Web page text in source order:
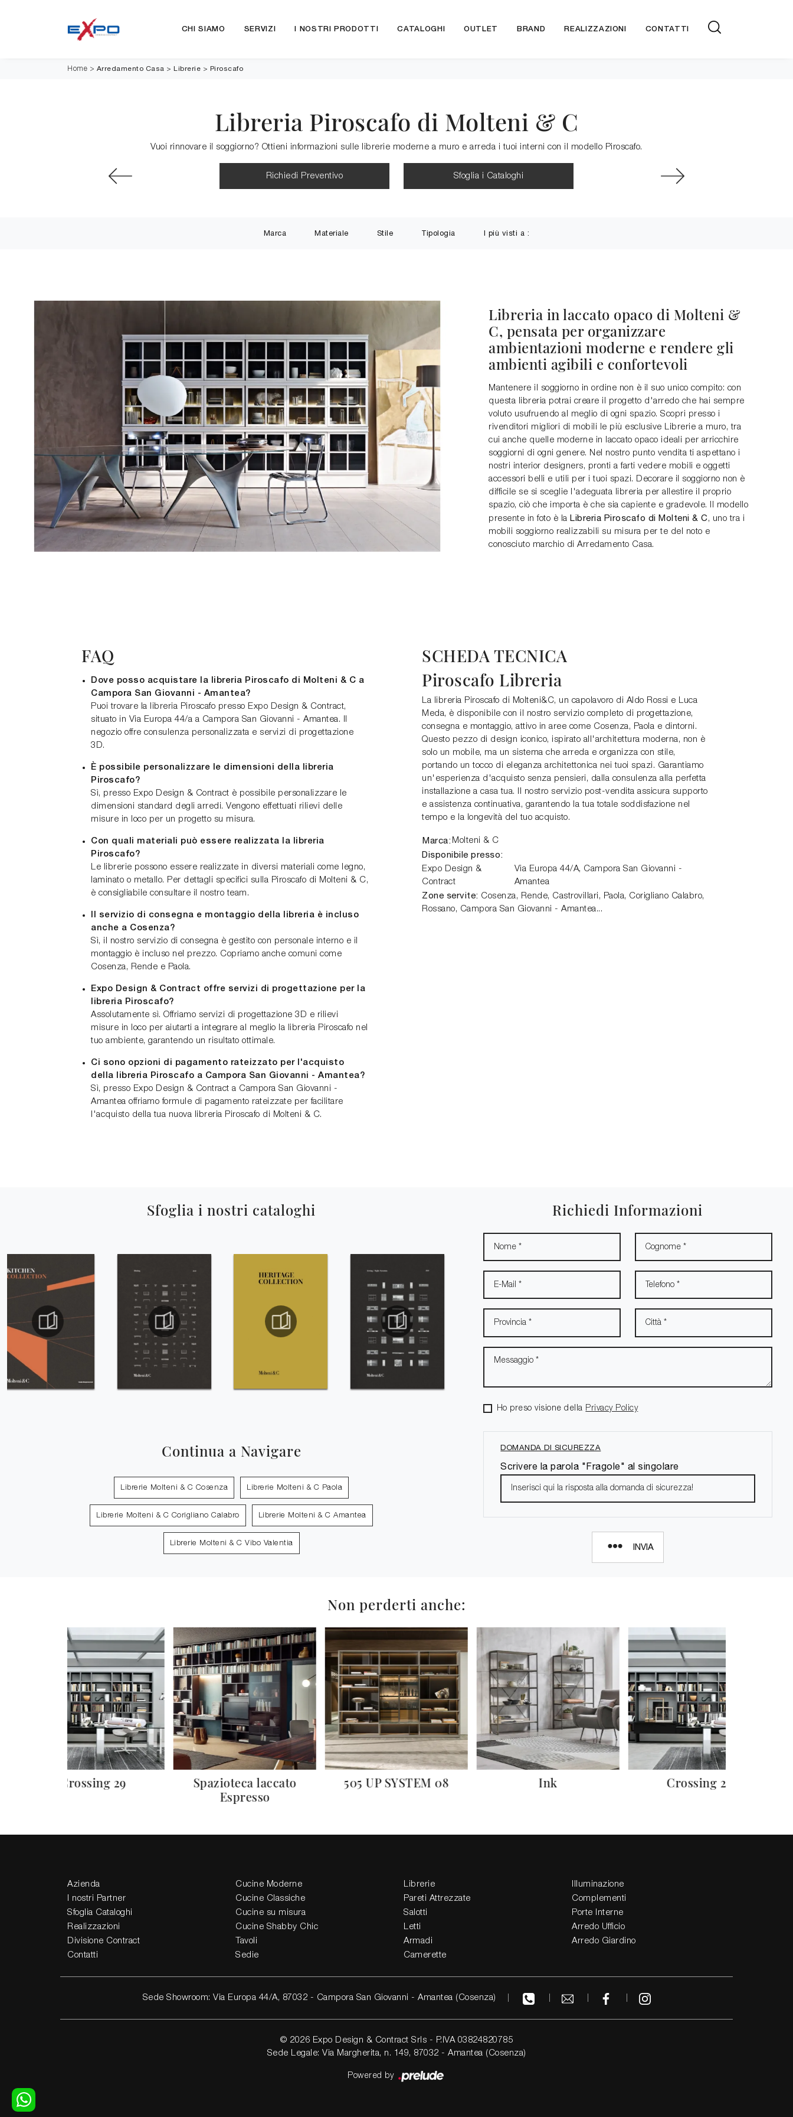
CHI SIAMO SERVIZI I NOSTRI PRODOTTI CATALOGHI OUTLET BRAND REALIZZAZIONI CONTATTI
Home > Arredamento Casa > Librerie > Piroscafo
Libreria Piroscafo di Molteni & C
Vuoi rinnovare il soggiorno? Ottieni informazioni sulle librerie moderne a muro e arreda i tuoi interni con il modello Piroscafo.
Richiedi Preventivo Sfoglia i Cataloghi
Marca Materiale Stile Tipologia I più visti a :
Libreria in laccato opaco di Molteni &
C, pensata per organizzare
ambientazioni moderne e rendere gli
ambienti agibili e confortevoli
Mantenere il soggiorno in ordine non è il suo unico compito: con
questa libreria potrai creare il progetto d'arredo che hai sempre
voluto usufruendo al meglio di ogni spazio. Scopri presso i
rivenditori migliori di mobili le più esclusive Librerie a muro, tra
cui anche quelle moderne in laccato opaco ideali per arricchire
soggiorni di ogni genere. Nel nostro punto vendita ti aspettano i
nostri interior designers, pronti a farti vedere mobili e oggetti
accessori belli e utili per i tuoi spazi. Decorare il soggiorno non è
difficile se si sceglie l'adeguata libreria per allestire il proprio
spazio, ciò che importa è che sia capiente e gradevole. Il modello
presente in foto è la Libreria Piroscafo di Molteni & C , uno tra i
mobili soggiorno realizzabili su misura per te del noto e
conosciuto marchio di Arredamento Casa.
FAQ
Dove posso acquistare la libreria Piroscafo di Molteni & C a
Campora San Giovanni - Amantea?
Puoi trovare la libreria Piroscafo presso Expo Design & Contract,
situato in Via Europa 44/a a Campora San Giovanni - Amantea. Il
negozio offre consulenza personalizzata e servizi di progettazione
3D.
È possibile personalizzare le dimensioni della libreria
Piroscafo?
Sì, presso Expo Design & Contract è possibile personalizzare le
dimensioni standard degli arredi. Vengono effettuati rilievi delle
misure in loco per un progetto su misura.
Con quali materiali può essere realizzata la libreria
Piroscafo?
Le librerie possono essere realizzate in diversi materiali come legno,
laminato o metallo. Per dettagli specifici sulla Piroscafo di Molteni & C,
è consigliabile consultare il nostro team.
Il servizio di consegna e montaggio della libreria è incluso
anche a Cosenza?
Sì, il nostro servizio di consegna è gestito con personale interno e il
montaggio è incluso nel prezzo. Copriamo anche comuni come
Cosenza, Rende e Paola.
Expo Design & Contract offre servizi di progettazione per la
libreria Piroscafo?
Assolutamente sì. Offriamo servizi di progettazione 3D e rilievi
misure in loco per aiutarti a integrare al meglio la libreria Piroscafo nel
tuo ambiente, garantendo un risultato ottimale.
Ci sono opzioni di pagamento rateizzato per l'acquisto
della libreria Piroscafo a Campora San Giovanni - Amantea?
Sì, presso Expo Design & Contract a Campora San Giovanni -
Amantea offriamo formule di pagamento rateizzate per facilitare
l'acquisto della tua nuova libreria Piroscafo di Molteni & C.
SCHEDA TECNICA
Piroscafo Libreria
La libreria Piroscafo di Molteni&C, un capolavoro di Aldo Rossi e Luca
Meda, è disponibile con il nostro servizio completo di progettazione,
consegna e montaggio, attivo in aree come Cosenza, Paola e dintorni.
Questo pezzo di design iconico, ispirato all'architettura moderna, non è
solo un mobile, ma un sistema che arreda e organizza con stile,
portando un tocco di eleganza architettonica nei tuoi spazi. Garantiamo
un'esperienza d'acquisto senza pensieri, dalla consulenza alla perfetta
installazione a casa tua. Il nostro servizio post-vendita assicura supporto
e assistenza continuativa, garantendo la tua totale soddisfazione nel
tempo e la longevità del tuo acquisto.
Marca: Molteni & C
Disponibile presso:
Expo Design &
Contract
Via Europa 44/A, Campora San Giovanni -
Amantea
Zone servite: Cosenza, Rende, Castrovillari, Paola, Corigliano Calabro,
Rossano, Campora San Giovanni - Amantea...
Sfoglia i nostri cataloghi
Continua a Navigare
Librerie Molteni & C Cosenza Librerie Molteni & C Paola
Librerie Molteni & C Corigliano Calabro Librerie Molteni & C Amantea
Librerie Molteni & C Vibo Valentia
Richiedi Informazioni
Ho preso visione della Privacy Policy
DOMANDA DI SICUREZZA
Scrivere la parola "Fragole" al singolare
INVIA
Non perderti anche:
Crossing 29
Spazioteca laccato
Espresso
505 UP SYSTEM 08 Ink Crossing 29
Azienda
I nostri Partner
Sfoglia Cataloghi
Realizzazioni
Divisione Contract
Contatti
Cucine Moderne
Cucine Classiche
Cucine su misura
Cucine Shabby Chic
Tavoli
Sedie
Librerie
Pareti Attrezzate
Salotti
Letti
Armadi
Camerette
Illuminazione
Complementi
Porte Interne
Arredo Ufficio
Arredo Giardino
Sede Showroom: Via Europa 44/A, 87032 - Campora San Giovanni - Amantea (Cosenza)
© 2026 Expo Design & Contract Srls - P.IVA 03824820785
Sede Legale: Via Margherita, n. 149, 87032 - Amantea (Cosenza)
Powered by